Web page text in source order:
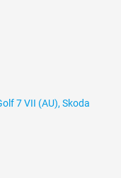
7 VII (AU), Skoda